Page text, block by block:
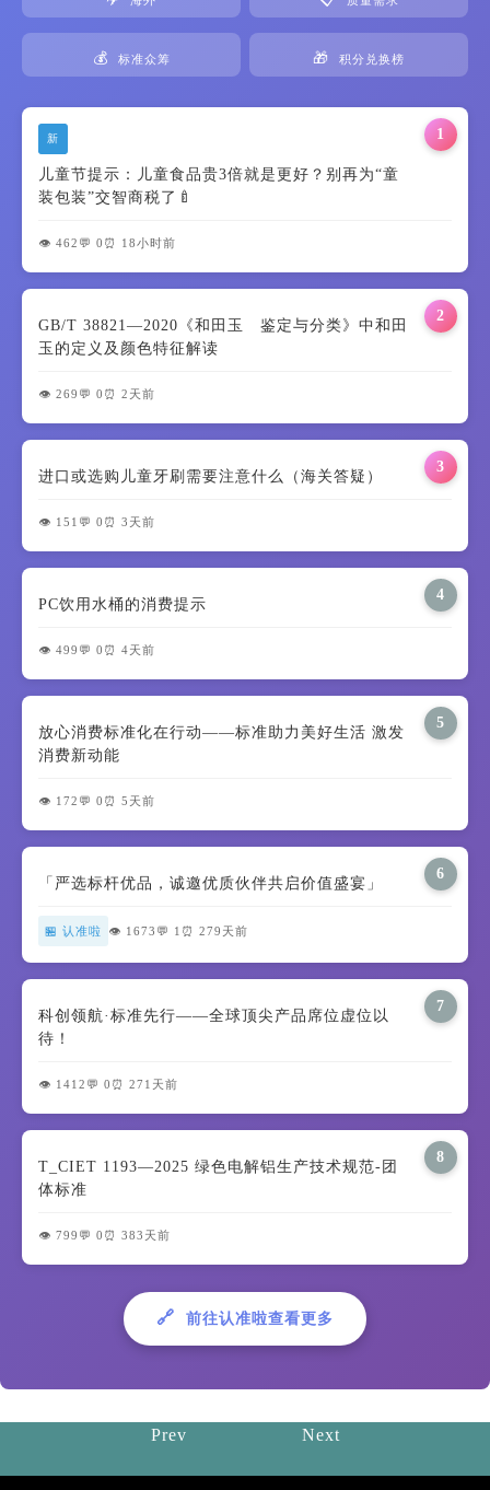
💰 标准众筹 🎁 积分兑换榜
1
新
儿童节提示：儿童食品贵3倍就是更好？别再为“童
装包装”交智商税了🍼
👁️ 462 💬 0 ⏰ 18小时前
2
GB/T 38821—2020《和田玉 鉴定与分类》中和田
玉的定义及颜色特征解读
👁️ 269 💬 0 ⏰ 2天前
3
进口或选购儿童牙刷需要注意什么（海关答疑）
👁️ 151 💬 0 ⏰ 3天前
4
PC饮用水桶的消费提示
👁️ 499 💬 0 ⏰ 4天前
5
放心消费标准化在行动——标准助力美好生活 激发
消费新动能
👁️ 172 💬 0 ⏰ 5天前
6
「严选标杆优品，诚邀优质伙伴共启价值盛宴」
🏪 认准啦 👁️ 1673 💬 1 ⏰ 279天前
7
科创领航·标准先行——全球顶尖产品席位虚位以
待！
👁️ 1412 💬 0 ⏰ 271天前
8
T_CIET 1193—2025 绿色电解铝生产技术规范-团
体标准
👁️ 799 💬 0 ⏰ 383天前
🔗 前往认准啦查看更多
Prev Next